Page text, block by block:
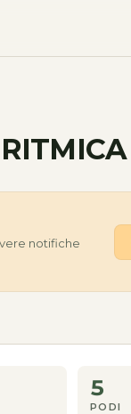
notifiche
5
PODI